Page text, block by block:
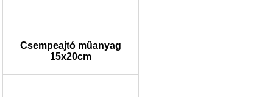
Csempeajtó műanyag
15x20cm